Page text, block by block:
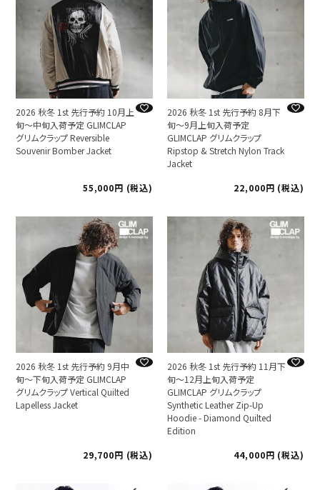
2026 秋冬 1st 先行予約 10月上
旬～中旬入荷予定 GLIMCLAP
グリムクラップ Reversible
Souvenir Bomber Jacket
55,000 税込
2026 秋冬 1st 先行予約 8月下
旬～9月上旬入荷予定
GLIMCLAP グリムクラップ
Ripstop & Stretch Nylon Track
Jacket
22,000
税込
2026 秋冬 1st 先行予約 9月中
旬～下旬入荷予定 GLIMCLAP
グリムクラップ Vertical Quilted
Lapelless Jacket
29,700 税込
2026 秋冬 1st 先行予約 11月下
旬～12月上旬入荷予定
GLIMCLAP グリムクラップ
Synthetic Leather Zip-Up
Hoodie - Diamond Quilted
Edition
44,000
税込